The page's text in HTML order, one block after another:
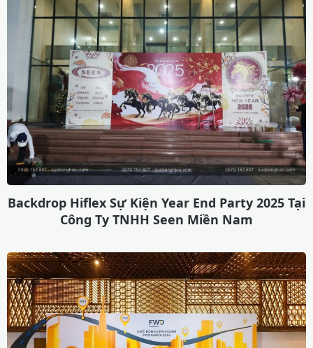
Backdrop Hiflex Sự Kiện Year End Party 2025 Tại
Công Ty TNHH Seen Miền Nam